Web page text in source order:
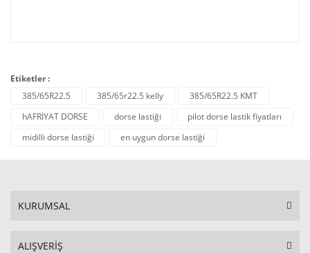
Etiketler :
385/65R22.5
385/65r22.5 kelly
385/65R22.5 KMT
hAFRİYAT DORSE
dorse lastiği
pilot dorse lastik fiyatları
midilli dorse lastiği
en uygun dorse lastiği
KURUMSAL
ALIŞVERİŞ